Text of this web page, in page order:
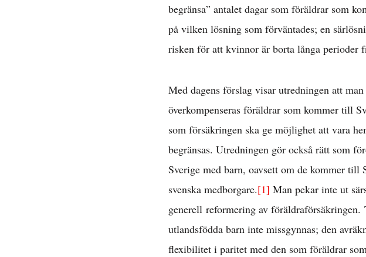
begränsa” antalet dagar som föräldrar som
på vilken lösning som förväntades; en
risken för att kvinnor är borta långa perioder
Med dagens förslag visar utredningen att
överkompenseras föräldrar som kommer till
som försäkringen ska ge möjlighet att vara
begränsas. Utredningen gör också rätt som
Sverige med barn, oavsett om de kommer
svenska medborgare.[1] Man pekar inte ut
generell reformering av
utlandsfödda barn inte missgynnas; den
flexibilitet i paritet med den som föräldrar